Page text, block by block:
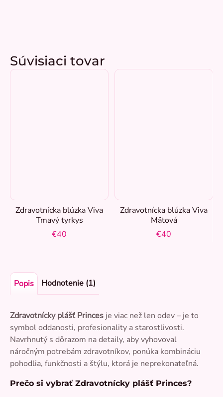
Súvisiaci tovar
Zdravotnícka blúzka Viva
Tmavý tyrkys
€40
Zdravotnícka blúzka Viva
Mätová
€40
Popis Hodnotenie (1)
Zdravotnícky plášť Princesje viac než len odev – je to
symbol oddanosti, profesionality a starostlivosti.
Navrhnutý s dôrazom na detaily, aby vyhovoval
náročným potrebám zdravotníkov, ponúka kombináciu
pohodlia, funkčnosti a štýlu, ktorá je neprekonateľná.
Prečo si vybrať Zdravotnícky plášť Princes?